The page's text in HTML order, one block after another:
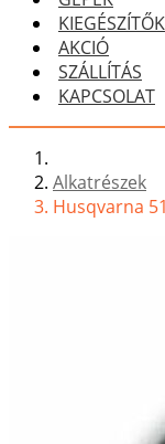
KIEGÉSZÍTŐK
AKCIÓ
SZÁLLÍTÁS
KAPCSOLAT
Alkatrészek
Husqvarna